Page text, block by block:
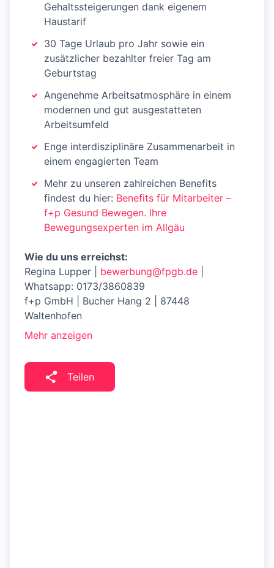
Gehaltssteigerungen dank eigenem
Haustarif
30 Tage Urlaub pro Jahr sowie ein
zusätzlicher bezahlter freier Tag am
Geburtstag
Angenehme Arbeitsatmosphäre in einem
modernen und gut ausgestatteten
Arbeitsumfeld
Enge interdisziplinäre Zusammenarbeit in
einem engagierten Team
Mehr zu unseren zahlreichen Benefits
findest du hier: Benefits für Mitarbeiter –
f+p Gesund Bewegen. Ihre
Bewegungsexperten im Allgäu
Wie du uns erreichst:
Regina Lupper | bewerbung@fpgb.de
Whatsapp: 0173/3860839
f+p GmbH | Bucher Hang 2 | 87448
Waltenhofen
Mehr anzeigen
Teilen